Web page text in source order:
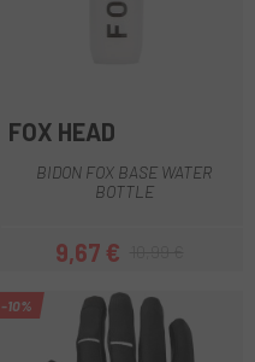
FOX HEAD
BIDON FOX BASE WATER
BOTTLE
Precio
9,67 €Precio regular
-10%